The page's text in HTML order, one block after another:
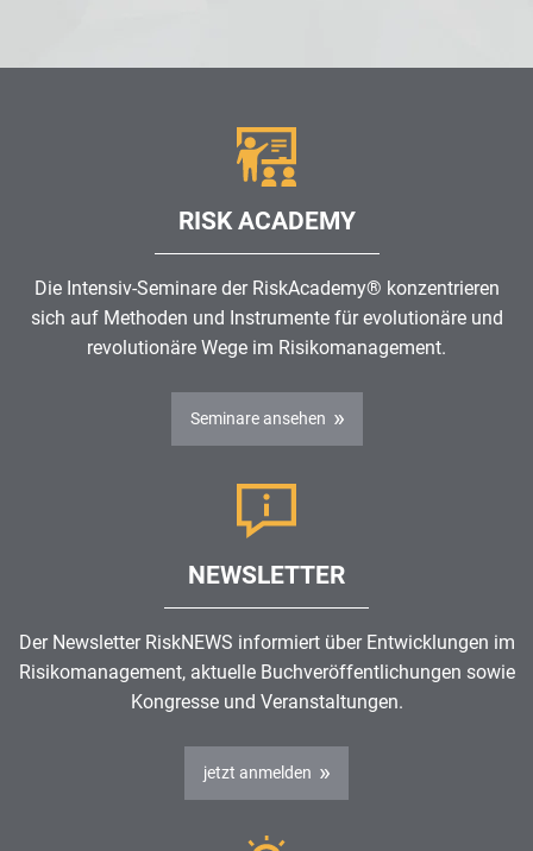
RISK ACADEMY
Die Intensiv-Seminare der RiskAcademy® konzentrieren
sich auf Methoden und Instrumente für evolutionäre und
revolutionäre Wege im Risikomanagement.
Seminare ansehen
NEWSLETTER
Der Newsletter RiskNEWS informiert über Entwicklungen im
Risikomanagement, aktuelle Buchveröffentlichungen sowie
Kongresse und Veranstaltungen.
jetzt anmelden